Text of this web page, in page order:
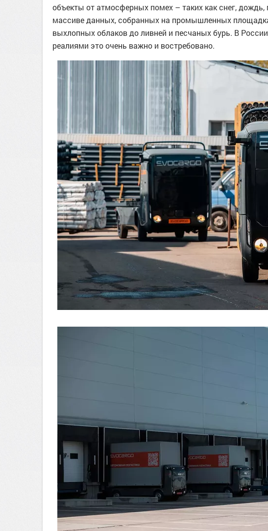
объекты от атмосферных помех – таких как снег,
массиве данных, собранных на промышленных
выхлопных облаков до ливней и песчаных бурь. В
реалиями это очень важно и востребовано.